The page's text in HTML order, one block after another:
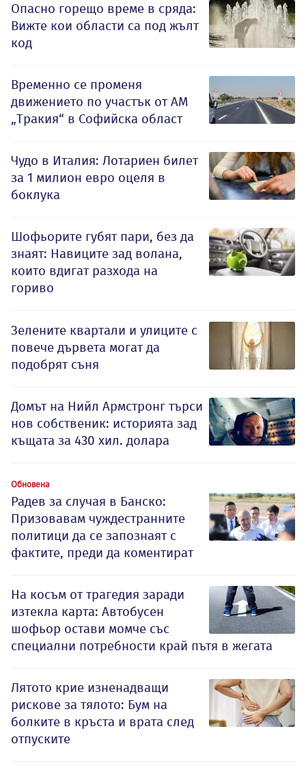
Опасно горещо време в сряда:
Вижте кои области са под жълт
код
Временно се променя
движението по участък от АМ
„Тракия“ в Софийска област
Чудо в Италия: Лотариен билет
за 1 милион евро оцеля в
боклука
Шофьорите губят пари, без да
знаят: Навиците зад волана,
които вдигат разхода на
гориво
Зелените квартали и улиците с
повече дървета могат да
подобрят съня
Домът на Нийл Армстронг търси
нов собственик: историята зад
къщата за 430 хил. долара
Обновена
Радев за случая в Банско:
Призовавам чуждестранните
политици да се запознаят с
фактите, преди да коментират
На косъм от трагедия заради
изтекла карта: Автобусен
шофьор остави момче със
специални потребности край пътя в жегата
Лятото крие изненадващи
рискове за тялото: Бум на
болките в кръста и врата след
отпуските